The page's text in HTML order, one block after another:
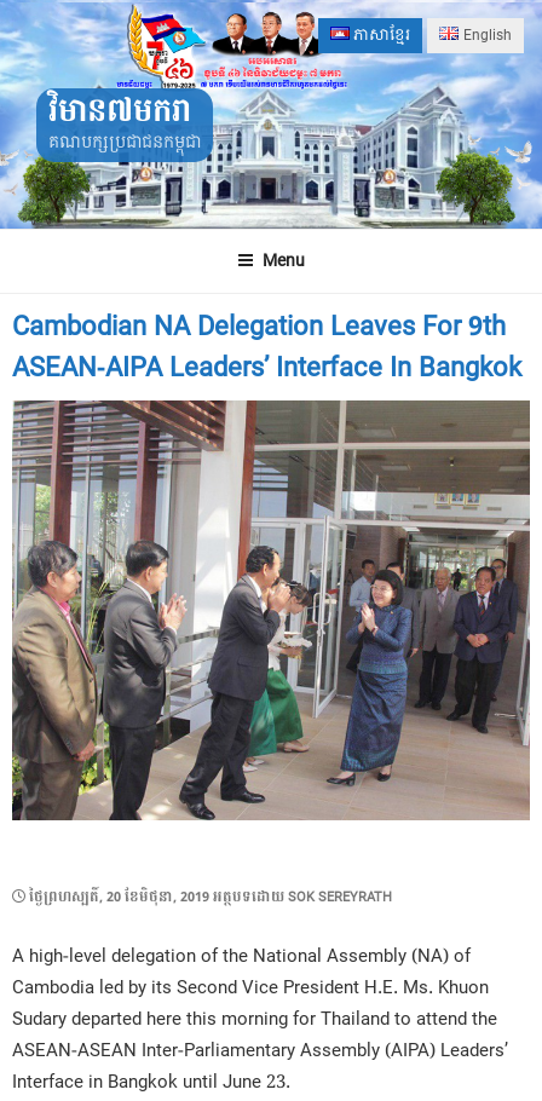
Skip
to
content
ភាសាខ្មែរ English
វិមាន៧មករា
គណបក្សប្រជាជនកម្ពុជា
Menu
Cambodian NA Delegation Leaves For 9th
ASEAN-AIPA Leaders’ Interface In Bangkok
POSTED
ថ្ងៃ​ព្រហស្បតិ៍, 20 ខែ​មិថុនា, 2019អត្ថបទដោយSOK SEREYRATH
A high-level delegation of the National Assembly (NA) of
Cambodia led by its Second Vice President H.E. Ms. Khuon
Sudary departed here this morning for Thailand to attend the
ASEAN-ASEAN Inter-Parliamentary Assembly (AIPA) Leaders’
Interface in Bangkok until June 23.